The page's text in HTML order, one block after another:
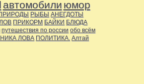
автомобили юмор
РЫБЫ АНЕГДОТЫ
ПРИКОРМ БАЙКИ БЛЮДА
путешествия по россии обо всём
ЛОВА ПОЛИТИКА. Алтай